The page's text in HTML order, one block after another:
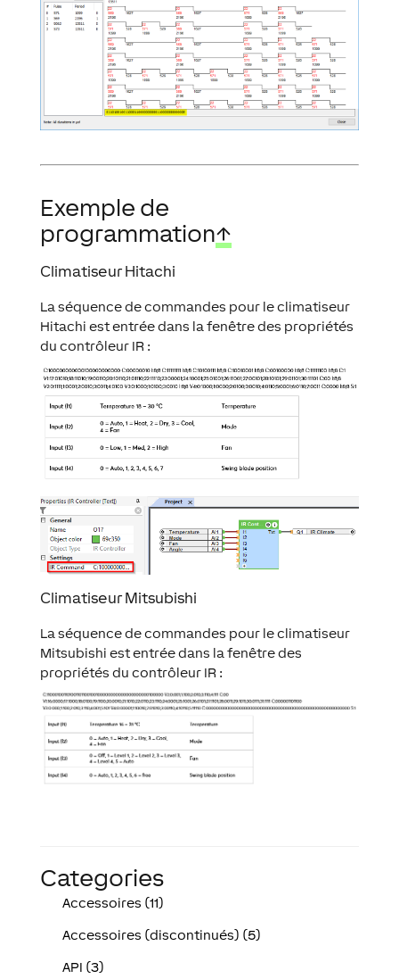
Exemple de
programmation↑
Climatiseur Hitachi
La séquence de commandes pour le climatiseur
Hitachi est entrée dans la fenêtre des propriétés
du contrôleur IR :
Climatiseur Mitsubishi
La séquence de commandes pour le climatiseur
Mitsubishi est entrée dans la fenêtre des
propriétés du contrôleur IR :
Categories
Accessoires (11)
Accessoires (discontinués) (5)
API (3)